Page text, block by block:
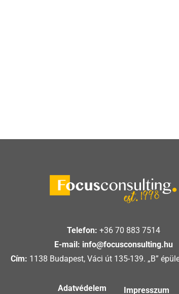
Telefon: +36 70 883 7514
E-mail: info@focusconsulting.hu
Cím: 1138 Budapest, Váci út 135-139. „B”
Adatvédelem Impresszum